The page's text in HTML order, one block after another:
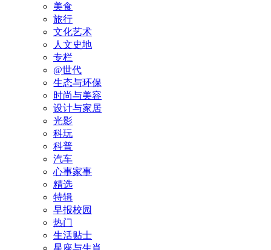
美食
旅行
文化艺术
人文史地
专栏
@世代
生态与环保
时尚与美容
设计与家居
光影
科玩
科普
汽车
心事家事
精选
特辑
早报校园
热门
生活贴士
星座与生肖